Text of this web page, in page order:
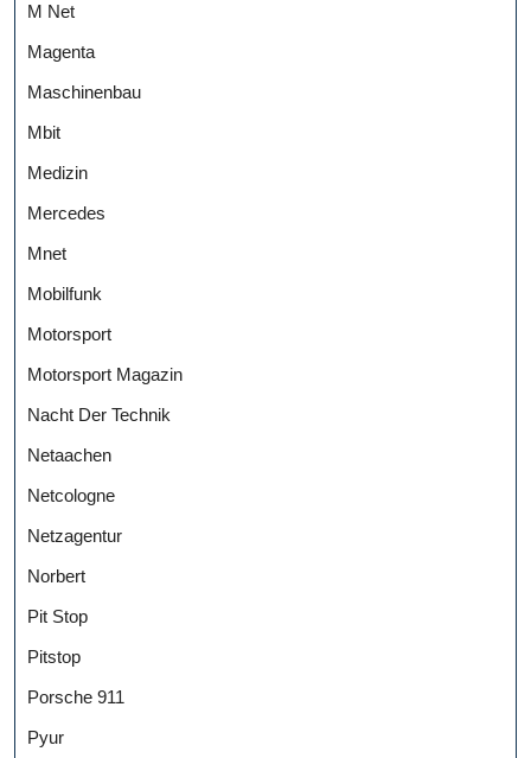
M Net
Magenta
Maschinenbau
Mbit
Medizin
Mercedes
Mnet
Mobilfunk
Motorsport
Motorsport Magazin
Nacht Der Technik
Netaachen
Netcologne
Netzagentur
Norbert
Pit Stop
Pitstop
Porsche 911
Pyur